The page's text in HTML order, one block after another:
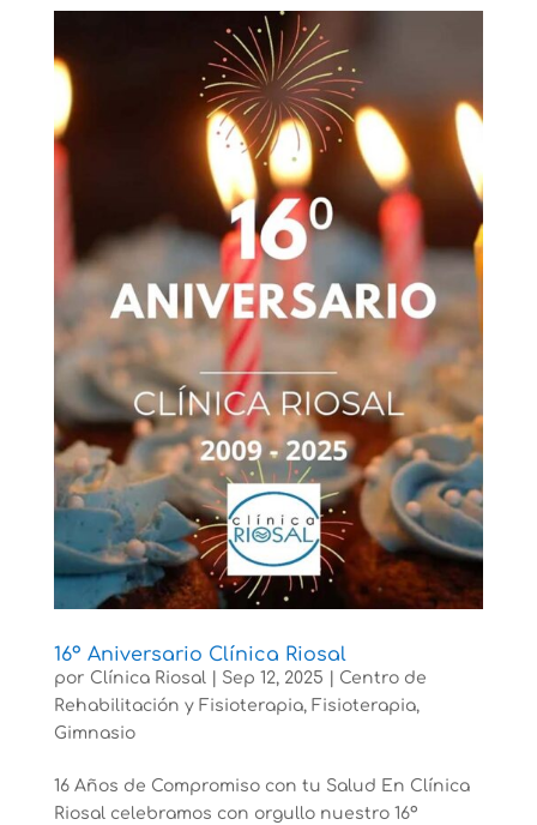
16º Aniversario Clínica Riosal
por Clínica Riosal| Sep 12, 2025
Centro de
Rehabilitación y Fisioterapia, Fisioterapia,
Gimnasio
16 Años de Compromiso con tu Salud En Clínica
Riosal celebramos con orgullo nuestro 16º